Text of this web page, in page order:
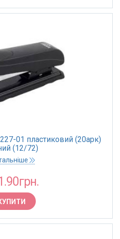
01 пластиковий (20арк)
(12/72)